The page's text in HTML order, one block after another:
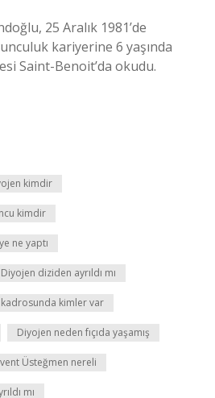
25 Aralık 1981’de
kariyerine 6 yaşında
Saint-Benoit’da okudu.
kimdir
kimdir
ne yaptı
diziden ayrıldı mı
kimler var
Diyojen neden fıçıda yaşamış
Üsteğmen nereli
mı